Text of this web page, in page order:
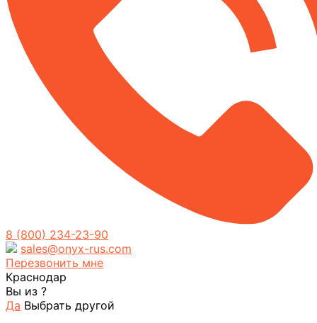
8 (800) 234-23-90
sales@onyx-rus.com
Перезвонить мне
Краснодар
Вы из ?
Да Выбрать другой